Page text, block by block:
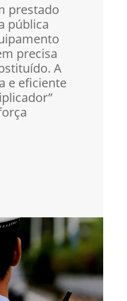
prestado
pública
precisa
A
e eficiente